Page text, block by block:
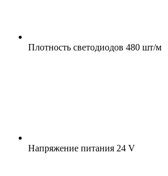
Плотность светодиодов 480 шт/м
Напряжение питания 24 V